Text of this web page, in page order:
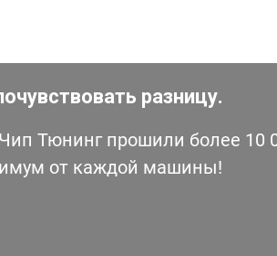
разницу.
Тюнинг прошили более 10
от каждой машины!